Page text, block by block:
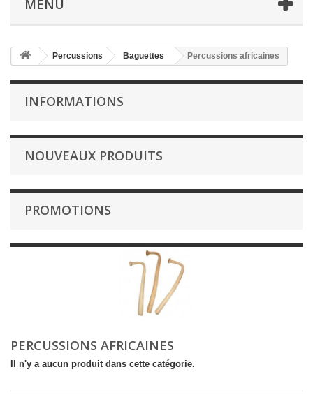
MENU
Percussions Baguettes Percussions africaines
INFORMATIONS
NOUVEAUX PRODUITS
PROMOTIONS
PERCUSSIONS AFRICAINES
Il n'y a aucun produit dans cette catégorie.